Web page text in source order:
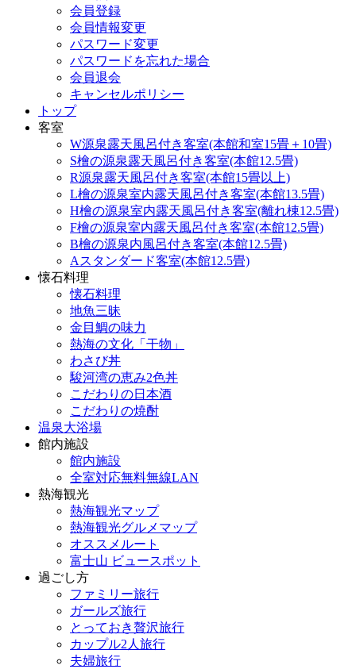
会員登録
会員情報変更
パスワード変更
パスワードを忘れた場合
会員退会
キャンセルポリシー
トップ
客室
W源泉露天風呂付き客室(本館和室15畳＋10畳)
S檜の源泉露天風呂付き客室(本館12.5畳)
R源泉露天風呂付き客室(本館15畳以上)
L檜の源泉室内露天風呂付き客室(本館13.5畳)
H檜の源泉室内露天風呂付き客室(離れ棟12.5畳)
F檜の源泉室内露天風呂付き客室(本館12.5畳)
B檜の源泉内風呂付き客室(本館12.5畳)
Aスタンダード客室(本館12.5畳)
懐石料理
懐石料理
地魚三昧
金目鯛の味力
熱海の文化「干物」
わさび丼
駿河湾の恵み2色丼
こだわりの日本酒
こだわりの焼酎
温泉大浴場
館内施設
館内施設
全室対応無料無線LAN
熱海観光
熱海観光マップ
熱海観光グルメマップ
オススメルート
富士山 ビュースポット
過ごし方
ファミリー旅行
ガールズ旅行
とっておき贅沢旅行
カップル2人旅行
夫婦旅行